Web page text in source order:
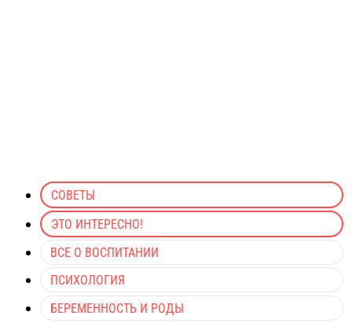
СОВЕТЫ
ЭТО ИНТЕРЕСНО!
ВСЕ О ВОСПИТАНИИ
ПСИХОЛОГИЯ
БЕРЕМЕННОСТЬ И РОДЫ